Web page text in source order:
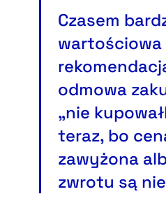
Czasem
wartościowa
odmowa
„nie
teraz, bo
zawyżona
zwrotu są